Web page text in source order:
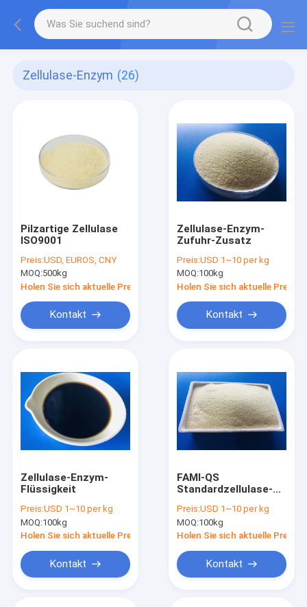
Zellulase-Enzym (26)
Pilzartige Zellulase
ISO9001
Preis:USD, EUROS, CNY
MOQ:500kg
Holen Sie sich aktuelle Preis
Kontakt
Zellulase-Enzym-
Zufuhr-Zusatz
Preis:USD 1~10 per kg
MOQ:100kg
Holen Sie sich aktuelle Preis
Kontakt
Zellulase-Enzym-
Flüssigkeit
Preis:USD 1~10 per kg
MOQ:100kg
Holen Sie sich aktuelle Preis
Kontakt
FAMI-QS
Standardzellulase-
10000U für Zufuhr-
Grad
Preis:USD 1~10 per kg
MOQ:100kg
Holen Sie sich aktuelle Preis
Kontakt